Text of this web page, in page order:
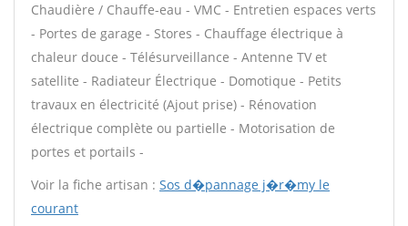
Chaudière / Chauffe-eau - VMC - Entretien espaces verts
- Portes de garage - Stores - Chauffage électrique à
chaleur douce - Télésurveillance - Antenne TV et
satellite - Radiateur Électrique - Domotique - Petits
travaux en électricité (Ajout prise) - Rénovation
électrique complète ou partielle - Motorisation de
portes et portails -
Voir la fiche artisan : Sos d�pannage j�r�my le
courant